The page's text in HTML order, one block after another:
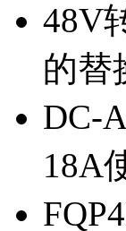
48V
的替
DC-
18A